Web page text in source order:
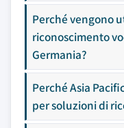
Perché vengono
riconoscimento
Germania?
Perché Asia
per soluzioni di